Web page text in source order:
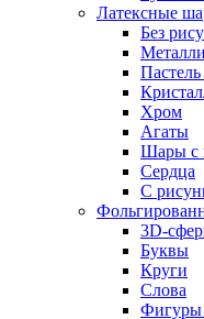
Латексные
Без
Хром
Агаты
Шары с
Сердца
С
3D-
Буквы
Круги
Слова
Фигуры